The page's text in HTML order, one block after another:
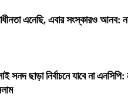
এনেছি, এবার সংস্কারও আনব:
সনদ ছাড়া নির্বাচনে যাবে না এনসিপি: